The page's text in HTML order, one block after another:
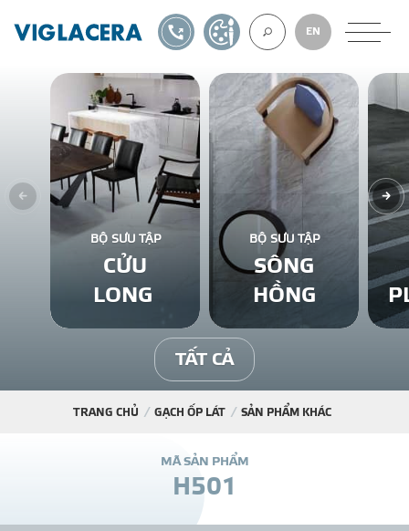
VỀ CHÚNG
GẠCH ỐP LÁT
BÊ TÔNG KHÍ
NGÓI LỢP
EN
1900561582TỰ THIẾT KẾ
BỘ SƯU TẬP
CỬU
LONG
BỘ SƯU TẬP
SÔNG
HỒNG
TẤT CẢ
TRANG CHỦ GẠCH ỐP LÁT SẢN PHẨM KHÁC
MÃ SẢN PHẨM
H501